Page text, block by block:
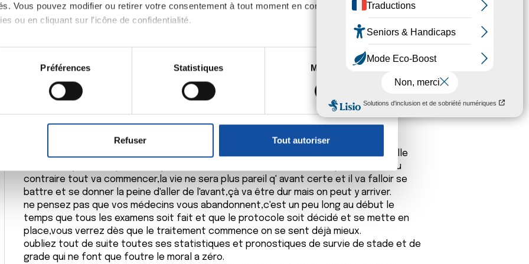
Vous pouvez modifier ou retirer votre consentement à tout moment en consultant la
ou en cliquant sur l'icône de confidentialité.
également :
sur votre localisation géographique qui peuvent être précises à plusieurs mètres près
de vos données personnelles et définir vos préférences, reportez-vous à lasection «
ou retirer votre consentement à tout moment à partir de la déclaration sur les cookies.
de publicité et d'analyse, qui peuvent combiner celles-ci avec d'autres informations que
ont collectées lors de votre utilisation de leurs services.
Préférences Statistiques Marketing
Refuser Tout autoriser
Citer
bonsoir laurène,
j'ai pris le temps de lire votre post et la première chose que je me suis dit"youpi des
bretons"comme moi.
toutes vos questions,interrogations,craintes,angoisses et j'en passe sont sont
légitimes,c'est çà le cancer çà bousille tout sur son passage et çà apporte une telle
tristesse qu'on a l'impression que tout est fini,et bien non,tout n'est pas fini,bien au
contraire tout va commencer,la vie ne sera plus pareil q' avant certe et il va falloir se
battre et se donner la peine d'aller de l'avant,çà va être dur mais on peut y arriver.
ne pensez pas que vos médecins vous abandonnent,c'est un peu long au début le
temps que tous les examens soit fait et que le protocole soit décidé et se mette en
place,vous verrez dès que le traitement commence on se sent déjà mieux.
oubliez tout de suite toutes ses statistiques et pronostiques de survie de stade et de
grade qui ne font que foutre le moral a zéro.